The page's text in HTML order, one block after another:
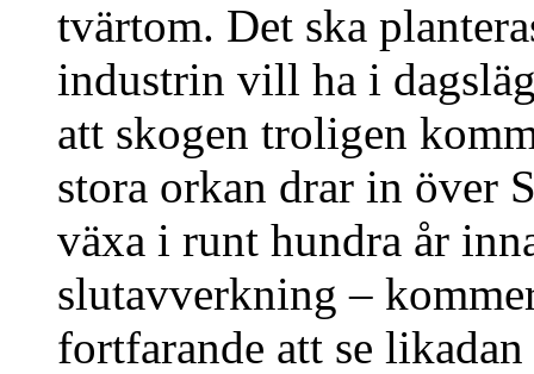
tvärtom. Det ska
industrin vill ha i
att skogen troligen
stora orkan drar in över
växa i runt hundra år
slutavverkning –
fortfarande att se